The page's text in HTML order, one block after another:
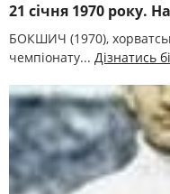
21 січня 1970 року.
БОКШИЧ (1970),
чемпіонату... Дізнатись